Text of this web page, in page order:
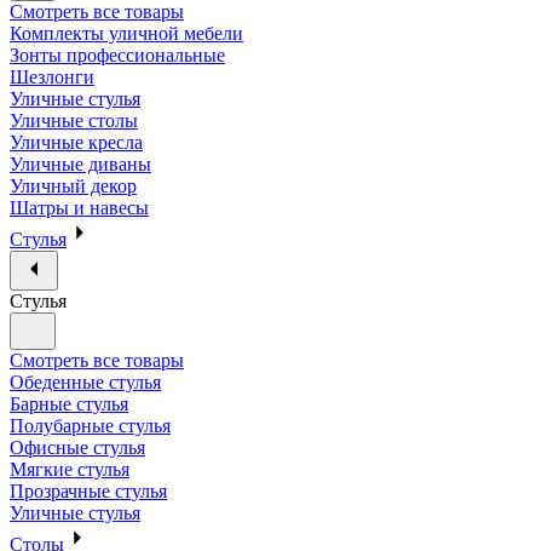
Смотреть все товары
Комплекты уличной мебели
Зонты профессиональные
Шезлонги
Уличные стулья
Уличные столы
Уличные кресла
Уличные диваны
Уличный декор
Шатры и навесы
Стулья
Стулья
Смотреть все товары
Обеденные стулья
Барные стулья
Полубарные стулья
Офисные стулья
Мягкие стулья
Прозрачные стулья
Уличные стулья
Столы